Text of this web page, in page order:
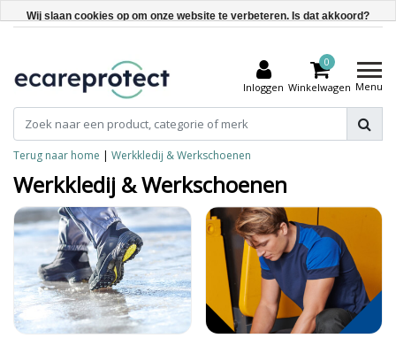
Inloggen
0
Winkelwagen Menu
Terug naar home | Werkkledij & Werkschoenen
Werkkledij & Werkschoenen
Wij slaan cookies op om onze website te verbeteren. Is dat akkoord?